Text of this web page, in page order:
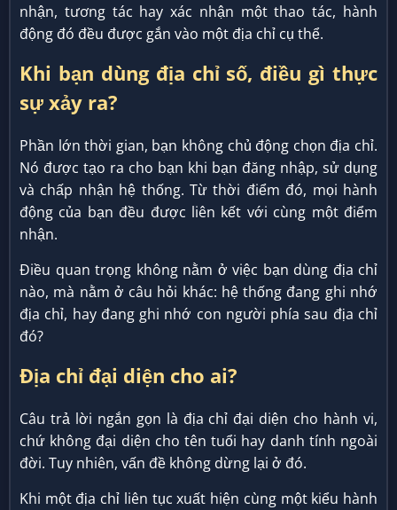
nhận, tương tác hay xác nhận một thao tác, hành
động đó đều được gắn vào một địa chỉ cụ thể.
Khi bạn dùng địa chỉ số, điều gì thực
sự xảy ra?
Phần lớn thời gian, bạn không chủ động chọn địa chỉ.
Nó được tạo ra cho bạn khi bạn đăng nhập, sử dụng
và chấp nhận hệ thống. Từ thời điểm đó, mọi hành
động của bạn đều được liên kết với cùng một điểm
nhận.
Điều quan trọng không nằm ở việc bạn dùng địa chỉ
nào, mà nằm ở câu hỏi khác: hệ thống đang ghi nhớ
địa chỉ, hay đang ghi nhớ con người phía sau địa chỉ
đó?
Địa chỉ đại diện cho ai?
Câu trả lời ngắn gọn là địa chỉ đại diện cho hành vi,
chứ không đại diện cho tên tuổi hay danh tính ngoài
đời. Tuy nhiên, vấn đề không dừng lại ở đó.
Khi một địa chỉ liên tục xuất hiện cùng một kiểu hành